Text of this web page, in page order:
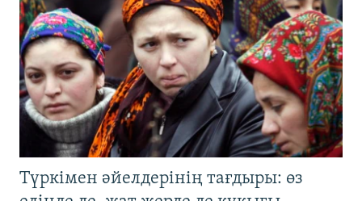
Түркімен әйелдерінің тағдыры: өз